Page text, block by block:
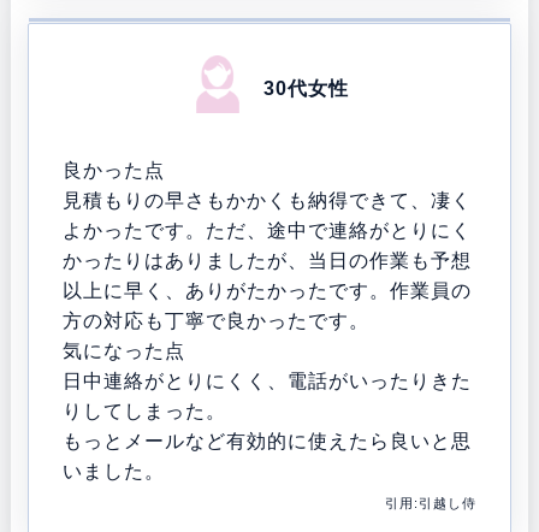
30代女性
良かった点
見積もりの早さもかかくも納得できて、凄く
よかったです。ただ、途中で連絡がとりにく
かったりはありましたが、当日の作業も予想
以上に早く、ありがたかったです。作業員の
方の対応も丁寧で良かったです。
気になった点
日中連絡がとりにくく、電話がいったりきた
りしてしまった。
もっとメールなど有効的に使えたら良いと思
いました。
引用:引越し侍